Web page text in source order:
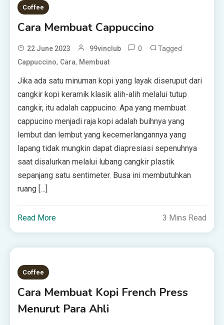
Coffee
Cara Membuat Cappuccino
22 June 2023 99vinclub 0 Tagged
Cappuccino, Cara, Membuat
Jika ada satu minuman kopi yang layak diseruput dari
cangkir kopi keramik klasik alih-alih melalui tutup
cangkir, itu adalah cappucino. Apa yang membuat
cappucino menjadi raja kopi adalah buihnya yang
lembut dan lembut yang kecemerlangannya yang
lapang tidak mungkin dapat diapresiasi sepenuhnya
saat disalurkan melalui lubang cangkir plastik
sepanjang satu sentimeter. Busa ini membutuhkan
ruang […]
Read More 3 Mins Read
Coffee
Cara Membuat Kopi French Press
Menurut Para Ahli